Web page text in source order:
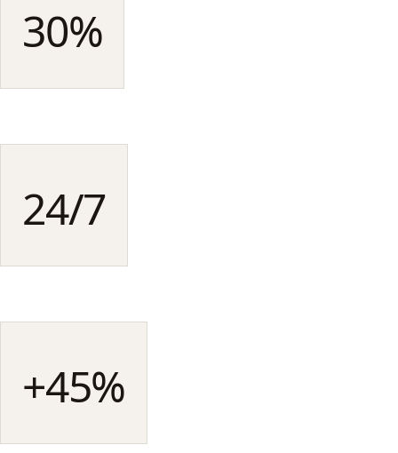
30%
de la facturación generada
automáticamente por los
24/7
tus flujos venden sin
BIENVENIDA, CARRITO, POST-COMPRA
+45%
de LTM sobre los clientes
gestionados en CRM
COMPARATIVA CON / SIN CRM